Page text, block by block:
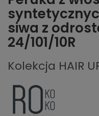
siwa z
24/101/10R
Kolekcja HAIR